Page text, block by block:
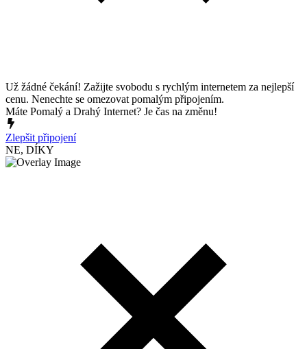
Už žádné čekání! Zažijte svobodu s rychlým internetem za nejlepší
cenu. Nenechte se omezovat pomalým připojením.
Máte Pomalý a Drahý Internet? Je čas na změnu!
Zlepšit připojení
NE, DÍKY